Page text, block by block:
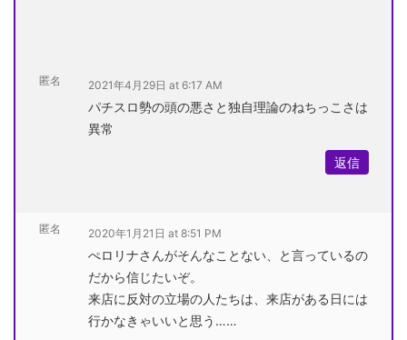
匿名 2021年4月29日 at 6:17 AM
パチスロ勢の頭の悪さと独自理論のねちっこさは
異常
返信
匿名 2020年1月21日 at 8:51 PM
ぺロリナさんがそんなことない、と言っているの
だから信じたいぞ。
来店に反対の立場の人たちは、来店がある日には
行かなきゃいいと思う……